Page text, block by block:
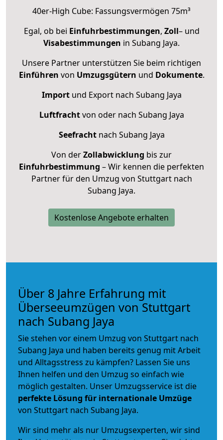
40er-High Cube: Fassungsvermögen 75m³
Egal, ob bei Einfuhrbestimmungen, Zoll– und
Visabestimmungen in Subang Jaya.
Unsere Partner unterstützen Sie beim richtigen
Einführen von Umzugsgütern und Dokumente.
Importund Export nach Subang Jaya
Luftfrachtvon oder nach Subang Jaya
Seefrachtnach Subang Jaya
Von derZollabwicklung bis zur
Einfuhrbestimmung – Wir kennen die perfekten
Partner für den Umzug von Stuttgart nach
Subang Jaya.
Kostenlose Angebote erhalten
Über 8 Jahre Erfahrung mit
Überseeumzügen von Stuttgart
nach Subang Jaya
Sie stehen vor einem Umzug von Stuttgart nach
Subang Jaya und haben bereits genug mit Arbeit
und Alltagsstress zu kämpfen? Lassen Sie uns
Ihnen helfen und den Umzug so einfach wie
möglich gestalten. Unser Umzugsservice ist die
perfekte Lösung für internationale Umzüge
von Stuttgart nach Subang Jaya.
Wir sind mehr als nur Umzugsexperten, wir sind